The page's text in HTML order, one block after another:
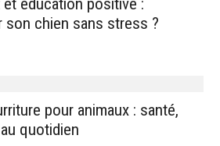
éducation positive :
son chien sans stress ?
pour animaux : santé,
quotidien